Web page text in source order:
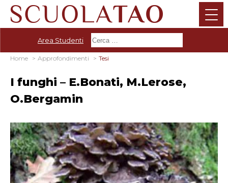
Area Studenti
Home Approfondimenti Tesi
I funghi – E.Bonati, M.Lerose,
O.Bergamin